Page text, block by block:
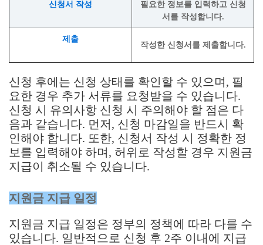
신청서 작성
필요한 정보를 입력하고 신청
서를 작성합니다.
제출
작성한 신청서를 제출합니다.
신청 후에는 신청 상태를 확인할 수 있으며, 필
요한 경우 추가 서류를 요청받을 수 있습니다.
신청 시 유의사항 신청 시 주의해야 할 점은 다
음과 같습니다. 먼저, 신청 마감일을 반드시 확
인해야 합니다. 또한, 신청서 작성 시 정확한 정
보를 입력해야 하며, 허위로 작성할 경우 지원금
지급이 취소될 수 있습니다.
지원금 지급 일정
지원금 지급 일정은 정부의 정책에 따라 다를 수
있습니다. 일반적으로 신청 후 2주 이내에 지급